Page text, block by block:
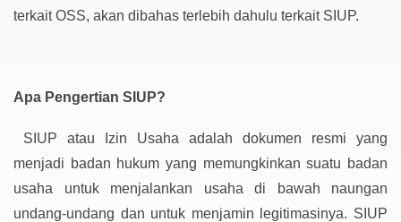
terkait OSS, akan dibahas terlebih dahulu terkait SIUP.
Apa Pengertian SIUP?
SIUP atau Izin Usaha adalah dokumen resmi yang
menjadi badan hukum yang memungkinkan suatu badan
usaha untuk menjalankan usaha di bawah naungan
undang-undang dan untuk menjamin legitimasinya. SIUP